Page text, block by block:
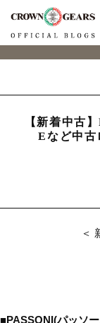
【新着中古
Eなど中古
＜
■PASSONI(パッソ